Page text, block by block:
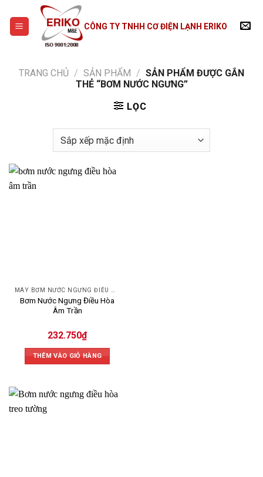
content
CÔNG TY TNHH CƠ ĐIỆN LẠNH ERIKO
TRANG CHỦ / SẢN PHẨM / SẢN PHẨM ĐƯỢC GẮN
THẺ “BƠM NƯỚC NGƯNG”
LỌC
Bơm Nước Ngưng Điều Hòa
Âm Trần
232.750₫
THÊM VÀO GIỎ HÀNG